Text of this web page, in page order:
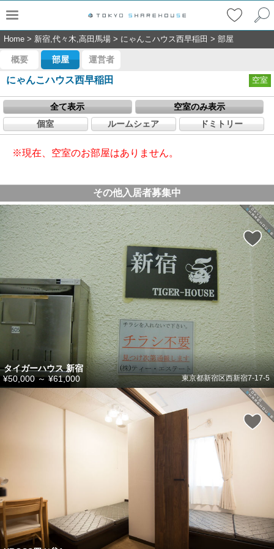
Home > 新宿,代々木,高田馬場 > にゃんこハウス西早稲田 > 部屋
概要 部屋 運営者
にゃんこハウス西早稲田 空室
全て表示
空室のみ表示
個室
ルームシェア ドミトリー
※現在、空室のお部屋はありません。
その他入居者募集中
タイガーハウス 新宿
東京都新宿区西新宿7-17-5
¥50,000～¥61,000